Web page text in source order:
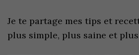
Je te partage mes tips et
plus simple, plus saine et